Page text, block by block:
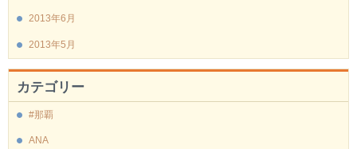
2013年6月
2013年5月
カテゴリー
#那覇
ANA